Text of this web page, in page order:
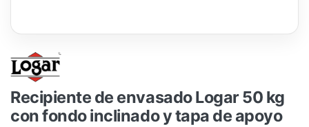
Recipiente de envasado Logar 50 kg
con fondo inclinado y tapa de apoyo